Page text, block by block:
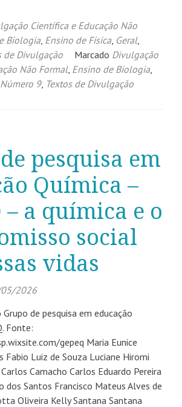
Científica e Educação Não
Biologia, Ensino de Física, Geral,
de Divulgação Marcado Divulgação
Não Formal, Ensino de Biologia,
Número 9, Textos de Divulgação
pesquisa em
Química –
– a química e o
social
vidas
2026
de pesquisa em educação
Fonte:
gepeq Maria Eunice
Fabio Luiz de Souza Luciane Hiromi
Camacho Carlos Eduardo Pereira
dos Santos Francisco Mateus Alves de
Oliveira Kelly Santana Santana